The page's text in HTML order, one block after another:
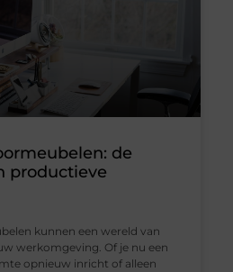
de
productieve
kunnen een wereld van
werkomgeving. Of je nu een
opnieuw inricht of alleen